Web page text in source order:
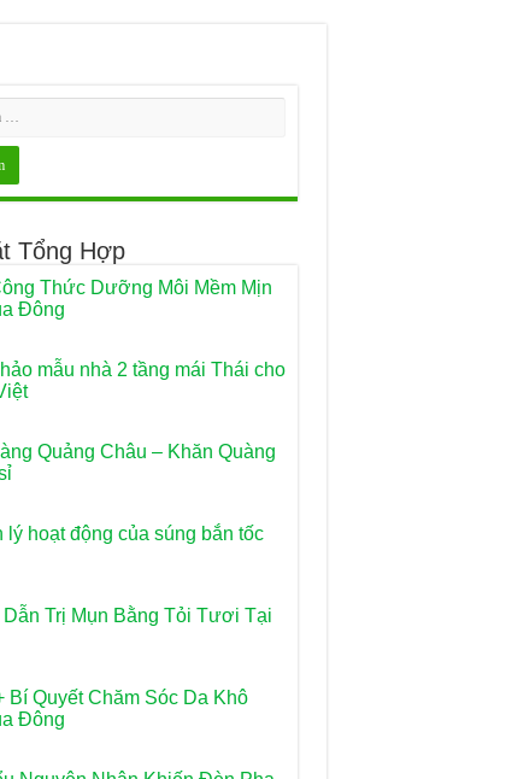
Tổng Hợp
Thức Dưỡng Môi Mềm Mịn
Đông
mẫu nhà 2 tầng mái Thái cho
Quảng Châu – Khăn Quàng
lý hoạt động của súng bắn tốc
Trị Mụn Bằng Tỏi Tươi Tại
Bí Quyết Chăm Sóc Da Khô
Đông